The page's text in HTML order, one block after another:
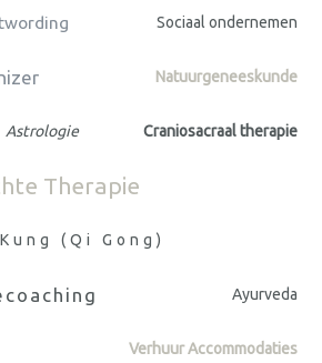
Sociaal ondernemen
Natuurgeneeskunde
Astrologie Craniosacraal therapie
Therapie
(Qi Gong)
Ayurveda
Verhuur Accommodaties